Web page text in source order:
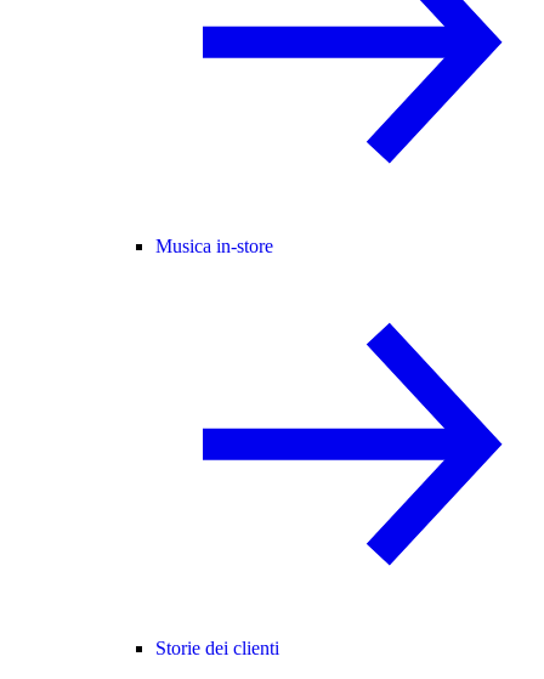
Musica in-store
Storie dei clienti